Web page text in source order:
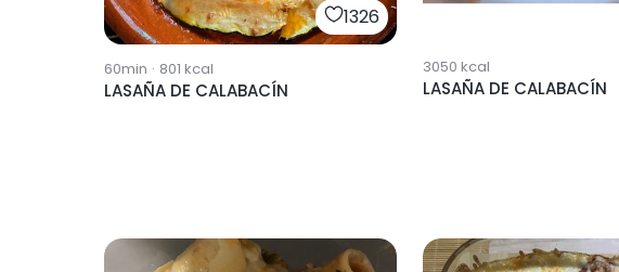
1326
60min · 801 kcal
LASAÑA DE CALABACÍN
3050 kcal
LASAÑA DE CALABACÍN